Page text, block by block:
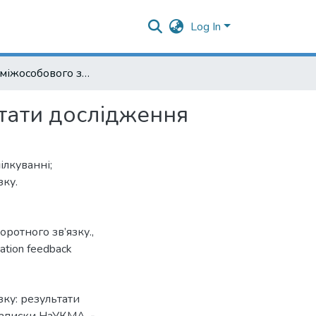
Log In
Стратегії міжособового зворотного зв’язку: результати дослідження
дослідження
зв’язку.,
feedback
результати